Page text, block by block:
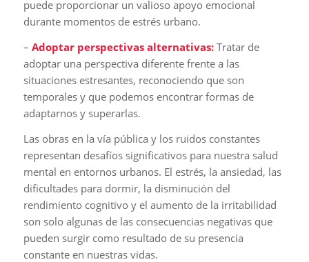
puede proporcionar un valioso apoyo emocional
durante momentos de estrés urbano.
– Adoptar perspectivas alternativas:Tratar de
adoptar una perspectiva diferente frente a las
situaciones estresantes, reconociendo que son
temporales y que podemos encontrar formas de
adaptarnos y superarlas.
Las obras en la vía pública y los ruidos constantes
representan desafíos significativos para nuestra salud
mental en entornos urbanos. El estrés, la ansiedad, las
dificultades para dormir, la disminución del
rendimiento cognitivo y el aumento de la irritabilidad
son solo algunas de las consecuencias negativas que
pueden surgir como resultado de su presencia
constante en nuestras vidas.